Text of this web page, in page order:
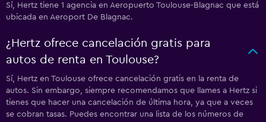
Sí, Hertz tiene 1 agencia en Aeropuerto Toulouse-Blagnac que está
ubicada en Aeroport De Blagnac.
¿Hertz ofrece cancelación gratis para
autos de renta en Toulouse?
Sí, Hertz en Toulouse ofrece cancelación gratis en la renta de
autos. Sin embargo, siempre recomendamos que llames a Hertz si
tienes que hacer una cancelación de última hora, ya que a veces
se cobran tasas. Puedes encontrar una lista de los números de